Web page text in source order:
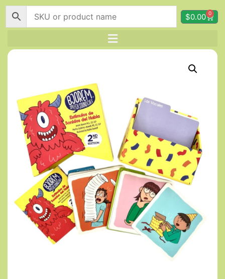
$0.00 0